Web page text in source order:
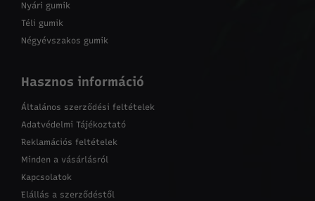
Nyári gumik
Téli gumik
Négyévszakos gumik
Hasznos információ
Általános szerződési feltételek
Adatvédelmi Tájékoztató
Reklamációs feltételek
Minden a vásárlásról
Kapcsolatok
Elállás a szerződéstől